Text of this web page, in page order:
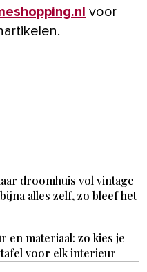
voor
droomhuis vol vintage
alles zelf, zo bleef het
en materiaal: zo kies je
voor elk interieur